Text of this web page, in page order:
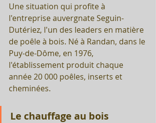
Une situation qui profite à
l'entreprise auvergnate Seguin-
Dutériez, l'un des leaders en matière
de poêle à bois. Né à Randan, dans le
Puy-de-Dôme, en 1976,
l'établissement produit chaque
année 20 000 poêles, inserts et
cheminées.
Le chauffage au bois